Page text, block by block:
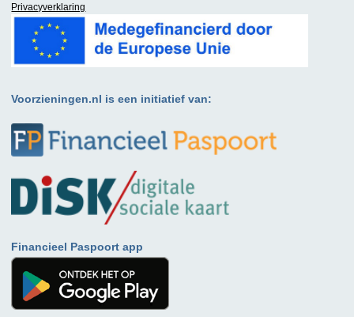
Privacyverklaring
Voorzieningen.nl is een initiatief van:
Financieel Paspoort app